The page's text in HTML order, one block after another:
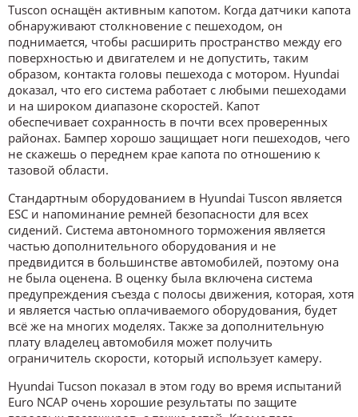
Tuscon оснащён активным капотом. Когда датчики капота
обнаруживают столкновение с пешеходом, он
поднимается, чтобы расширить пространство между его
поверхностью и двигателем и не допустить, таким
образом, контакта головы пешехода с мотором. Hyundai
доказал, что его система работает с любыми пешеходами
и на широком диапазоне скоростей. Капот
обеспечивает сохранность в почти всех проверенных
районах. Бампер хорошо защищает ноги пешеходов, чего
не скажешь о переднем крае капота по отношению к
тазовой области.
Стандартным оборудованием в Hyundai Tuscon является
ESC и напоминание ремней безопасности для всех
сидений. Система автономного торможения является
частью дополнительного оборудования и не
предвидится в большинстве автомобилей, поэтому она
не была оценена. В оценку была включена система
предупреждения съезда с полосы движения, которая, хотя
и является частью оплачиваемого оборудования, будет
всё же на многих моделях. Также за дополнительную
плату владелец автомобиля может получить
ограничитель скорости, который использует камеру.
Hyundai Tucson показал в этом году во время испытаний
Euro NCAP очень хорошие результаты по защите